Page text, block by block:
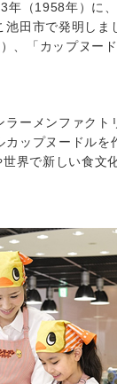
年（1958年）に
田市で発明し
、「カップヌー
ラーメンファク
ップヌードル
界で新しい食文